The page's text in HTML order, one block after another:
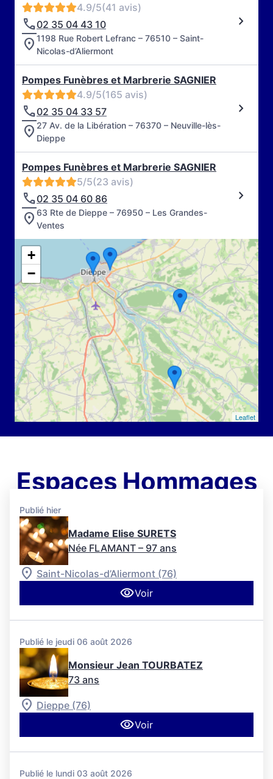
4.9/5(41 avis)
02 35 04 43 10
1198 Rue Robert Lefranc – 76510 – Saint-
Nicolas-d’Aliermont
Pompes Funèbres et Marbrerie SAGNIER
4.9/5(165 avis)
02 35 04 33 57
27 Av. de la Libération – 76370 – Neuville-lès-
Dieppe
Pompes Funèbres et Marbrerie SAGNIER
5/5(23 avis)
02 35 04 60 86
63 Rte de Dieppe – 76950 – Les Grandes-
Ventes
+
−
Leaflet
Espaces Hommages
Publié hier
Madame Elise SURETS
Née FLAMANT – 97 ans
Saint-Nicolas-d’Aliermont (76)
Voir
Publié le jeudi 06 août 2026
Monsieur Jean TOURBATEZ
73 ans
Dieppe (76)
Voir
Publié le lundi 03 août 2026